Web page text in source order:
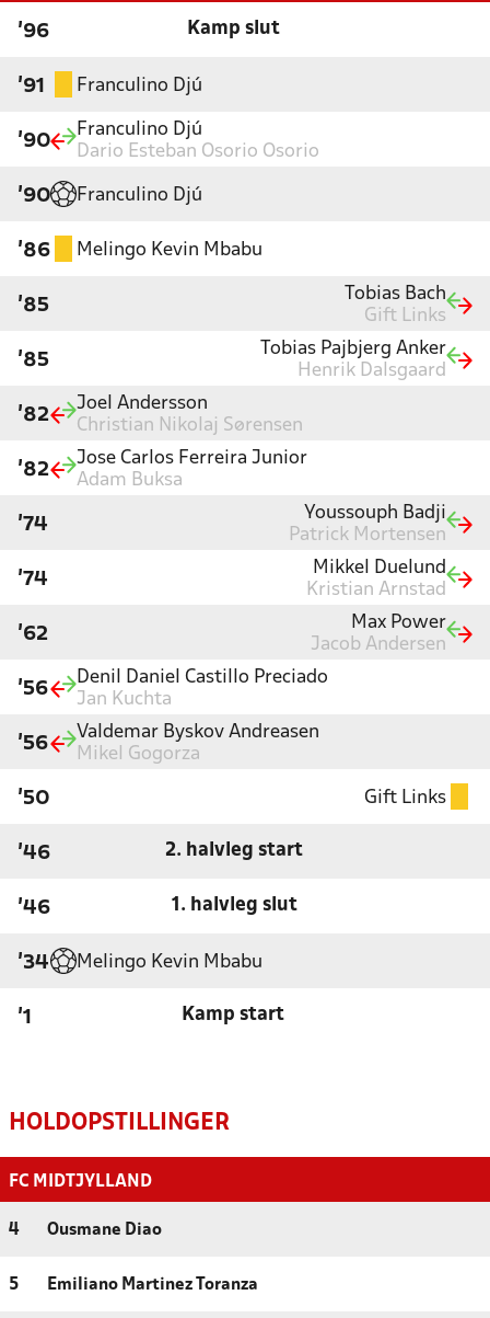
'96 Kamp slut
'91 Franculino Djú
'90
Franculino Djú
Dario Esteban Osorio Osorio
'90 Franculino Djú
'86 Melingo Kevin Mbabu
'85
Tobias Bach
Gift Links
'85
Tobias Pajbjerg Anker
Henrik Dalsgaard
'82
Joel Andersson
Christian Nikolaj Sørensen
'82
Jose Carlos Ferreira Junior
Adam Buksa
'74
Youssouph Badji
Patrick Mortensen
'74
Mikkel Duelund
Kristian Arnstad
'62
Max Power
Jacob Andersen
'56
Denil Daniel Castillo Preciado
Jan Kuchta
'56
Valdemar Byskov Andreasen
Mikel Gogorza
'50 Gift Links
'46 2. halvleg start
'46 1. halvleg slut
'34 Melingo Kevin Mbabu
'1 Kamp start
HOLDOPSTILLINGER
FC MIDTJYLLAND
4 Ousmane Diao
5 Emiliano Martinez Toranza